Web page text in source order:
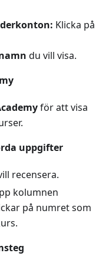
Klicka på
du vill visa.
för att visa
uppgifter
recensera.
kolumnen
på numret som